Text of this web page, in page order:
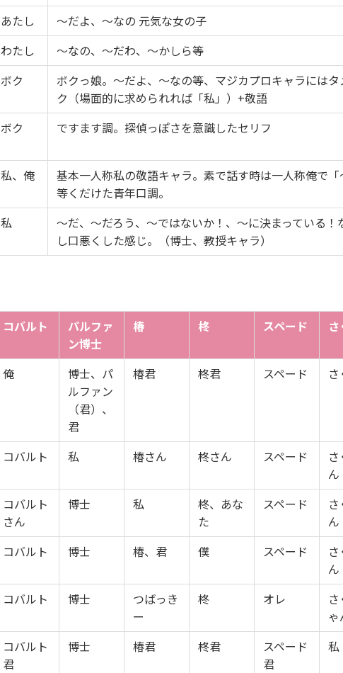
あたし
〜だよ、〜なの 元気な女の子
わたし
〜なの、〜だわ、〜かしら等
ボク
ボクっ娘。〜だよ、〜なの等、マジカプロキャラには
ク（場面的に求められれば「私」）+敬語
ボク ですます調。探偵っぽさを意識したセリフ
私、俺
基本一人称私の敬語キャラ。素で話す時は一人称俺で「
等くだけた青年口調。
私
〜だ、〜だろう、〜ではないか！、〜に決まっている
し口悪くした感じ。（博士、教授キャラ）
コバルト
パルファ
ン博士
椿 柊 スペード さ
俺
博士、パ
ルファン
（君）、
君
椿君 柊君 スペード
コバルト 私 椿さん 柊さん スペード
ん
コバルト
さん
博士 私
柊、あな
た
スペード
ん
コバルト 博士 椿、君 僕 スペード
ん
コバルト 博士
つばっき
ー
柊 オレ
ゃ
コバルト
君
博士 椿君 柊君
スペード
君
私